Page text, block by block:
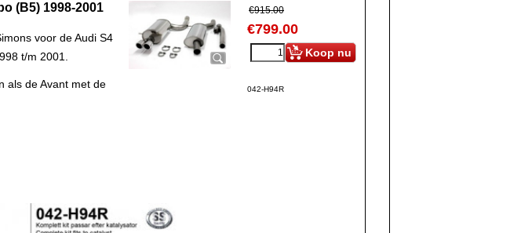
€915.00
€799.00
Koop nu
042-H94R
(B5) 1998-2001
voor de Audi S4
t/m 2001.
als de Avant met de